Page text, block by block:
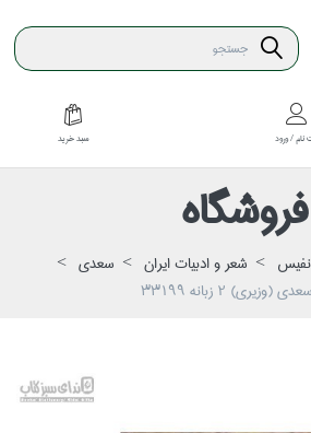
نام / ورود سبد خريد
فروشگاه
شعر و ادبيات ايران
سعدي
2 زبانه 33199